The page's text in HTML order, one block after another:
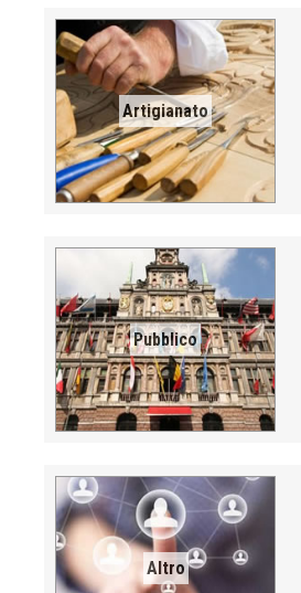
Artigianato
Pubblico
Altro